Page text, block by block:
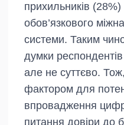
прихильників
обов’язкового
системи. Таким
думки
але не суттєво.
фактором для
впровадження
питання довіри до